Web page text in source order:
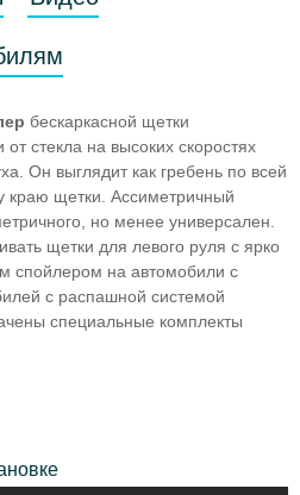
бескаркасной щетки
стекла на высоких скоростях
Он выглядит как гребень по всей
щетки. Ассиметричный
но менее универсален.
щетки для левого руля с ярко
спойлером на автомобили с
с распашной системой
специальные комплекты